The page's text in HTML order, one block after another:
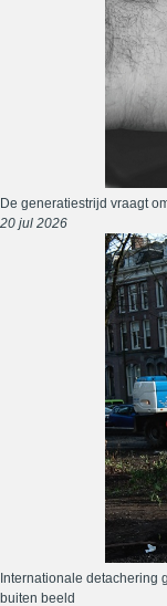
De generatiestrijd vraagt
20 jul 2026
Internationale detachering
buiten beeld